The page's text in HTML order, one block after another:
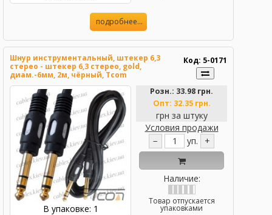
подробнее...
Шнур инструментальный, штекер 6,3
стерео - штекер 6,3 стерео, gold,
диам.-6мм, 2м, чёрный, Tcom
Код: 5-0171
В упаковке: 1
Розн.: 33.98 грн.
Опт: 32.35 грн.
грн за штуку
Условия продажи
−
уп. +
Наличие:
Товар отпускается
упаковками